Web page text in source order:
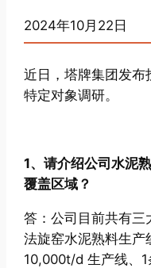
2024年10月22日
近日，塔牌集团发布
特定对象调研。
1、请介绍公司水泥
覆盖区域？
答：公司目前共有
法旋窑水泥熟料生产
10,000t/d 生产线、